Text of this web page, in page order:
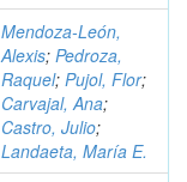
Mendoza-León,
Alexis; Pedroza,
Raquel; Pujol, Flor;
Carvajal, Ana;
Castro, Julio;
Landaeta, María E.